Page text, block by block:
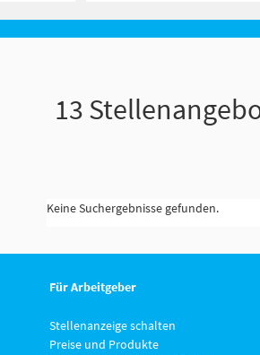
13
Keine Suchergebnisse gefunden.
Für Arbeitgeber
Stellenanzeige schalten
Preise und Produkte